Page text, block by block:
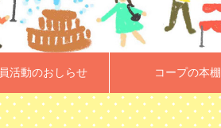
活動のおしらせ コープの本棚